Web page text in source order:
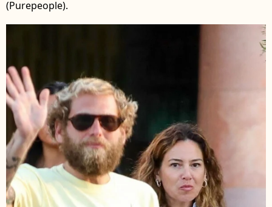
(Purepeople).